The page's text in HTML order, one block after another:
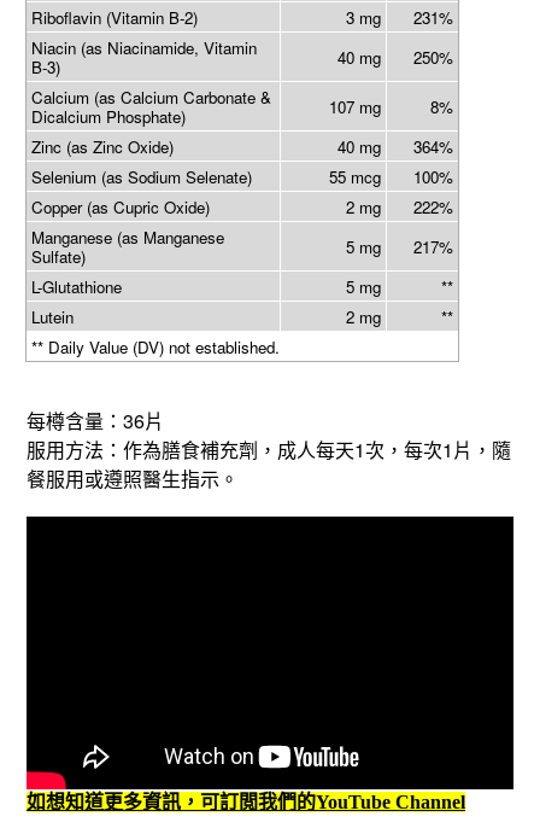
Riboflavin (Vitamin B-2)
3 mg
231%
Niacin (as Niacinamide, Vitamin
B-3)
40 mg
250%
Calcium (as Calcium Carbonate &
Dicalcium Phosphate)
107 mg
8%
Zinc (as Zinc Oxide)
40 mg
364%
Selenium (as Sodium Selenate)
55 mcg
100%
Copper (as Cupric Oxide)
2 mg
222%
Manganese (as Manganese
Sulfate)
5 mg
217%
L-Glutathione
5 mg
**
Lutein
2 mg
**
** Daily Value (DV) not established.
每樽含量： 36片
服用方法：作為膳食補充劑，成人每天1次，每次1 片，隨
餐服用或遵照醫生指示。
如想知道更多資訊，可訂閲我們的YouTube Channel